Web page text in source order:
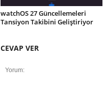
watchOS 27 Güncellemeleri
Tansiyon Takibini Geliştiriyor
CEVAP VER